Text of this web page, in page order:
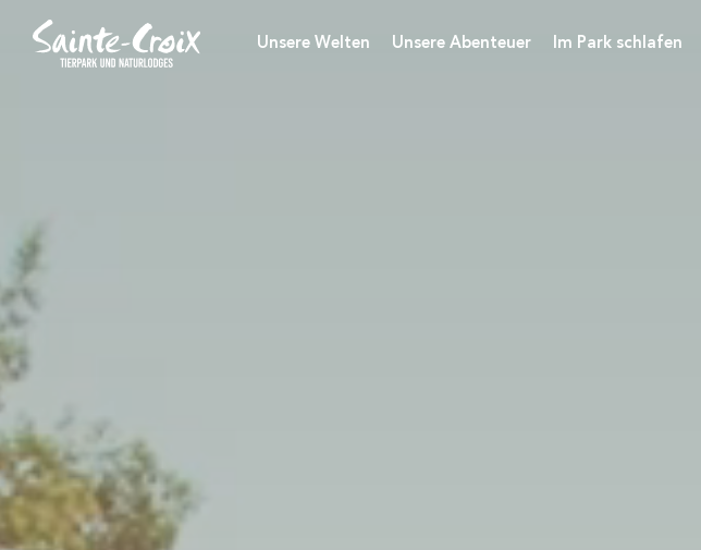
Unsere Welten Unsere Abenteuer Im Park schlafen